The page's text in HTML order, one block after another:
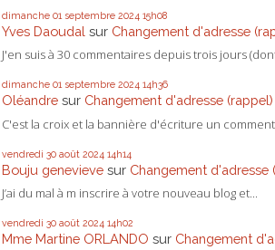
dimanche 01 septembre 2024 15h08
Yves Daoudal sur Changement d'adresse
J'en suis à 30 commentaires depuis trois jours
dimanche 01 septembre 2024 14h36
Oléandre sur Changement d'adresse (rappel)
C'est la croix et la bannière d'écriture un
vendredi 30 août 2024 14h14
Bouju genevieve sur Changement d'adresse
J’ai du mal à m inscrire à votre nouveau blog et...
vendredi 30 août 2024 14h02
Mme Martine ORLANDO sur Changement